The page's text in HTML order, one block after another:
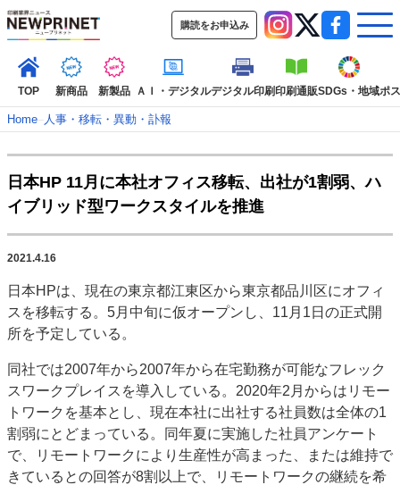
購読をお申込み
TOP 新商品 新製品 ＡＩ・デジタルデジタル印刷印刷通販SDGs・地域ポ
TOP
新着記事 特集記事
動画コンテンツ
インタビュー
コレクション
SDGs・地域
ポストプレス ビジネス イベント 信用情報
業界
市場・統計
人事・移転・異動・訃報
特集記事カテゴリー一覧
2022 見える化・MIS特集
特集・デジタル印刷 アイデアで勝負！ ～多様なビジネス・多彩な商材～
JAPAN PACK 2023 特集
中古印刷機・製本機特集
2022 検査・校正特集
特集・デジタル印刷 ～ 新成長軌道を描く
Home–人事・移転・異動・訃報
日本HP 11月に本社オフィス移転、出社が1割弱、ハ
イブリッド型ワークスタイルを推進
2021.4.16
日本HPは、現在の東京都江東区から東京都品川区にオフィ
スを移転する。5月中旬に仮オープンし、11月1日の正式開
所を予定している。
同社では2007年から2007年から在宅勤務が可能なフレック
スワークプレイスを導入している。2020年2月からはリモー
トワークを基本とし、現在本社に出社する社員数は全体の1
割弱にとどまっている。同年夏に実施した社員アンケート
で、リモートワークにより生産性が高まった、または維持で
きているとの回答が8割以上で、リモートワークの継続を希